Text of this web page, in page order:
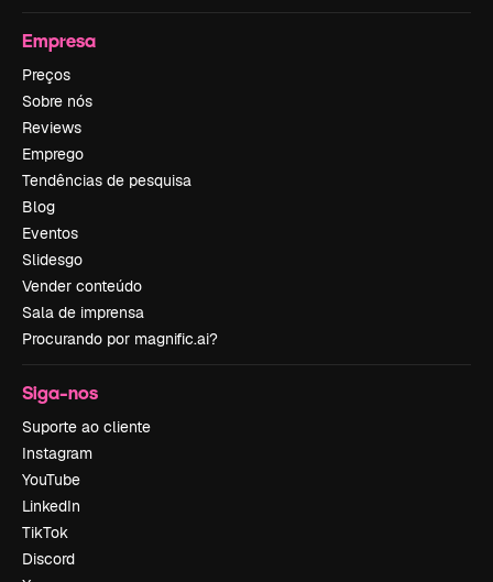
Empresa
Preços
Sobre nós
Reviews
Emprego
Tendências de pesquisa
Blog
Eventos
Slidesgo
Vender conteúdo
Sala de imprensa
Procurando por magnific.ai?
Siga-nos
Suporte ao cliente
Instagram
YouTube
LinkedIn
TikTok
Discord